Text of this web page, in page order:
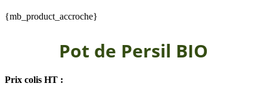
{mb_product_accroche}
Pot de Persil BIO
Prix colis HT :